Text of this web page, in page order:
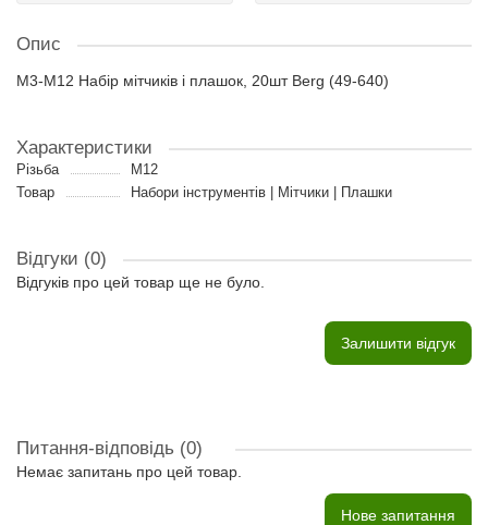
Опис
M3-M12 Набір мітчиків і плашок, 20шт Berg (49-640)
Характеристики
Різьба
M12
Товар
Набори інструментів | Мітчики | Плашки
Відгуки (0)
Відгуків про цей товар ще не було.
Залишити відгук
Питання-відповідь (0)
Немає запитань про цей товар.
Нове запитання